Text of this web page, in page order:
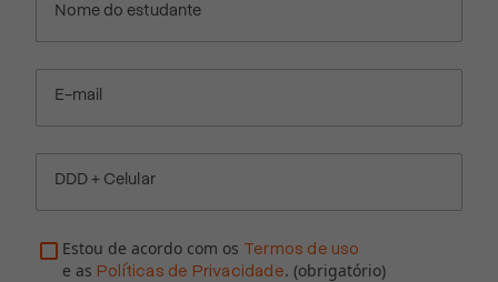
Nome do estudante
E-mail
DDD + Celular
Estou de acordo com os Termos de uso
e as Políticas de Privacidade. (obrigatório)